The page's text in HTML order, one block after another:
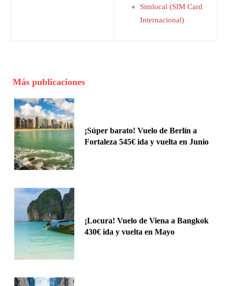
Más publicaciones
¡Súper barato! Vuelo de Berlín a
Fortaleza 545€ ida y vuelta en Junio
¡Locura! Vuelo de Viena a Bangkok
430€ ida y vuelta en Mayo
Simlocal (SIM Card
Internacional)